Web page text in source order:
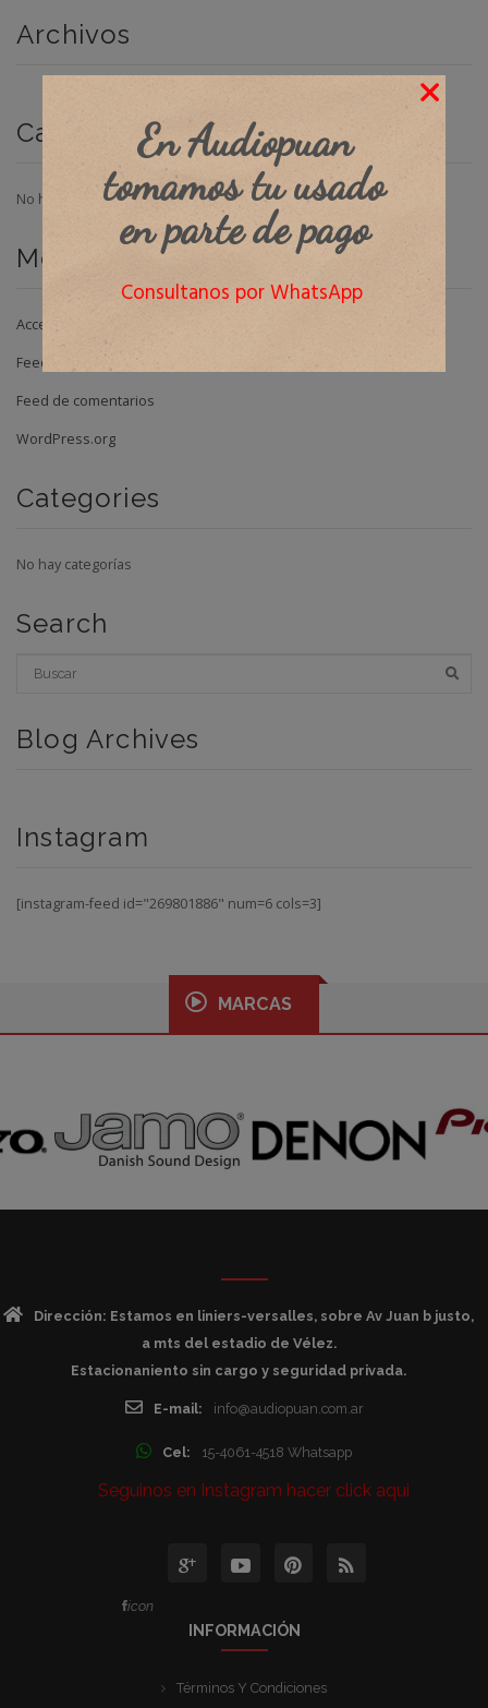
Archivos
Categorías
No hay categorías
Meta
Acceder
Feed de entradas
Feed de comentarios
WordPress.org
Categories
No hay categorías
Search
Blog Archives
Instagram
[instagram-feed id="269801886" num=6 cols=3]
MARCAS
Dirección: Estamos en liniers-versalles, sobre Av Juan b justo,
a mts del estadio de Vélez.
Estacionaniento sin cargo y seguridad privada.
E-mail: info@audiopuan.com.ar
Cel: 15-4061-4518 Whatsapp
Seguinos en Instagram hacer click aqui
icon
INFORMACIÓN
Términos Y Condiciones
En Audiopuan
tomamos tu usado
en parte de pago
Consultanos por WhatsApp